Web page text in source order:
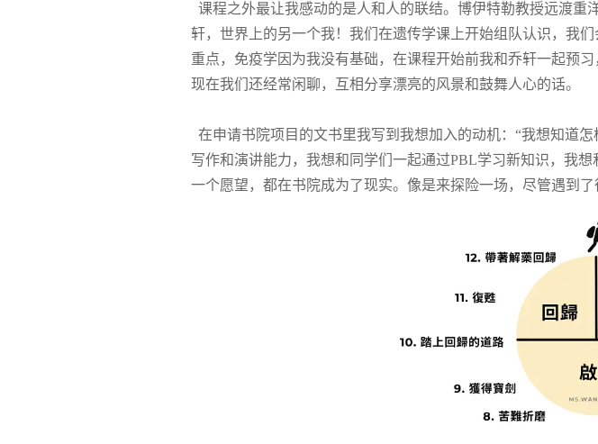
课程之外最让我感动的是人和人的联结。博伊特勒教授远渡
轩，世界上的另一个我！我们在遗传学课上开始组队认识，我
重点，免疫学因为我没有基础，在课程开始前我和乔轩一起预
现在我们还经常闲聊，互相分享漂亮的风景和鼓舞人心的话。
在申请书院项目的文书里我写到我想加入的动机：“我想知道
写作和演讲能力，我想和同学们一起通过PBL学习新知识，我想
一个愿望，都在书院成为了现实。像是来探险一场，尽管遇到